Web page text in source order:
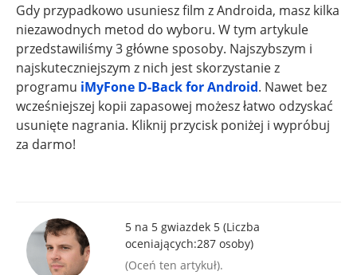
Gdy przypadkowo usuniesz film z Androida, masz kilka
niezawodnych metod do wyboru. W tym artykule
przedstawiliśmy 3 główne sposoby. Najszybszym i
najskuteczniejszym z nich jest skorzystanie z
programu iMyFone D-Back for Android. Nawet bez
wcześniejszej kopii zapasowej możesz łatwo odzyskać
usunięte nagrania. Kliknij przycisk poniżej i wypróbuj
za darmo!
5 na 5 gwiazdek 5 (Liczba
oceniających:287osoby)
(Oceń ten artykuł).